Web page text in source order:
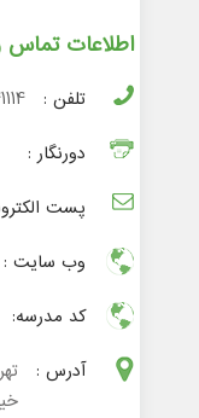
اطلاعات
تلفن :
دورنگار :
پست
وب سایت :
کد مدرسه:
آدرس :